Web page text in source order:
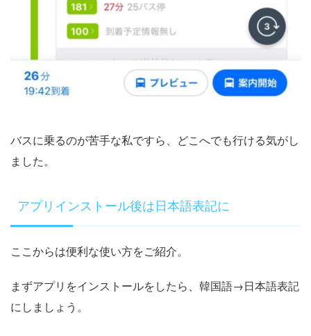
バスに乗るのが苦手な私ですら、どこへでも行ける気がし
ました。
アプリインストール後は日本語表記に
ここからは便利な使い方をご紹介。
まずアプリをインストールをしたら、韓国語→日本語表記
にしましょう。